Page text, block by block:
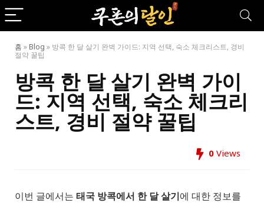
홈 » Blog » 방콕 한 달 살기 완벽 가이드: 지역 선택, 숙소 체크리스트, 경비
절약 꿀팁
방콕 한 달 살기 완벽 가이
드: 지역 선택, 숙소 체크리
스트, 경비 절약 꿀팁
0 Views
이번 글에서는 태국 방콕에서 한 달 살기에 대한 정보를